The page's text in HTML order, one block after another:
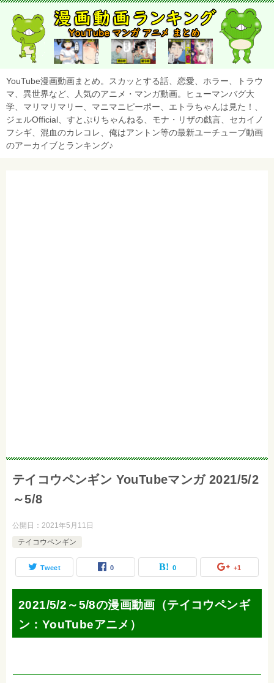
YouTube漫画動画まとめ。スカッとする話、恋愛、ホラー、トラウ
マ、異世界など、人気のアニメ・マンガ動画。ヒューマンバグ大
学、マリマリマリー、マニマニピーポー、エトラちゃんは見た！、
ジェルOfficial、すとぷりちゃんねる、モナ・リザの戯言、セカイノ
フシギ、混血のカレコレ、俺はアントン等の最新ユーチューブ動画
のアーカイブとランキング♪
テイコウペンギン YouTubeマンガ 2021/5/2
～5/8
公開日： 2021年5月11日
テイコウペンギン
Tweet 0 0 +1
2021/5/2～5/8の漫画動画（テイコウペンギ
ン：YouTubeアニメ）